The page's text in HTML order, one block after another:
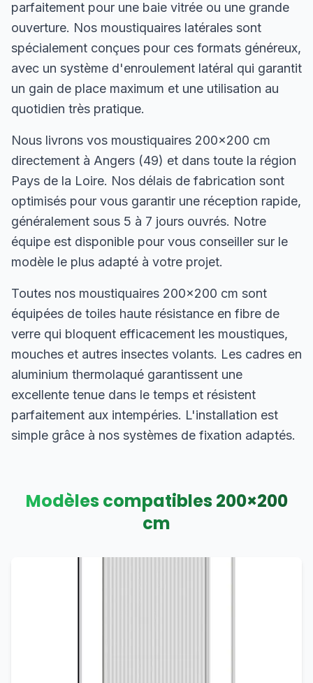
parfaitement pour une baie vitrée ou une grande
ouverture. Nos moustiquaires latérales sont
spécialement conçues pour ces formats généreux,
avec un système d'enroulement latéral qui garantit
un gain de place maximum et une utilisation au
quotidien très pratique.
Nous livrons vos moustiquaires 200×200 cm
directement à Angers (49) et dans toute la région
Pays de la Loire. Nos délais de fabrication sont
optimisés pour vous garantir une réception rapide,
généralement sous 5 à 7 jours ouvrés. Notre
équipe est disponible pour vous conseiller sur le
modèle le plus adapté à votre projet.
Toutes nos moustiquaires 200×200 cm sont
équipées de toiles haute résistance en fibre de
verre qui bloquent efficacement les moustiques,
mouches et autres insectes volants. Les cadres en
aluminium thermolaqué garantissent une
excellente tenue dans le temps et résistent
parfaitement aux intempéries. L'installation est
simple grâce à nos systèmes de fixation adaptés.
Modèles compatibles200×200
cm